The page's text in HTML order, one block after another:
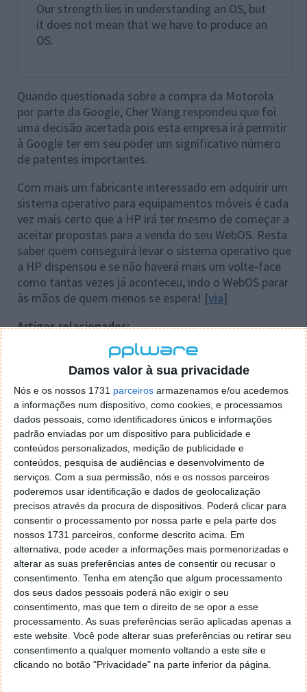
Damos valor à sua privacidade
Nós e os nossos 1731 parceiros armazenamos e/ou acedemos
a informações num dispositivo, como cookies, e processamos
dados pessoais, como identificadores únicos e informações
padrão enviadas por um dispositivo para publicidade e
conteúdos personalizados, medição de publicidade e
conteúdos, pesquisa de audiências e desenvolvimento de
serviços. Com a sua permissão, nós e os nossos parceiros
poderemos usar identificação e dados de geolocalização
precisos através da procura de dispositivos. Poderá clicar para
consentir o processamento por nossa parte e pela parte dos
nossos 1731 parceiros, conforme descrito acima. Em
alternativa, pode aceder a informações mais pormenorizadas e
alterar as suas preferências antes de consentir ou recusar o
consentimento. Tenha em atenção que algum processamento
dos seus dados pessoais poderá não exigir o seu
consentimento, mas que tem o direito de se opor a esse
processamento. As suas preferências serão aplicadas apenas a
este website. Você pode alterar suas preferências ou retirar seu
consentimento a qualquer momento voltando a este site e
clicando no botão "Privacidade" na parte inferior da página.
Our strength lies in understanding an OS, but
it does not mean that we have to produce an
OS.
Quando questionada sobre a compra da Motorola
por parte da Google, Cher Wang respondeu que foi
uma decisão acertada pois esta empresa irá permitir
à Google ter em seu poder um significativo número
de patentes importantes.
Com mais um fabricante interessado em adquirir um
sistema operativo para equipamentos móveis é cada
vez mais certo que a HP irá ter mesmo de começar a
aceitar propostas para a venda do seu WebOS. Resta
saber quem conseguirá levar o sistema operativo que
a HP dispensou e se não haverá mais um volte-face
como tantas vezes já aconteceu, indo o WebOS parar
às mãos de quem menos se espera! [via]
Artigos relacionados:
Samsung poderá adquirir o WebOS à HP
Este artigo tem mais de um ano
Acompanhe o Pplware no Google Notícias
Proponha uma correção, faça uma sugestão
Autor:Pedro Simões
System Spec – O seu PC não terá segredos